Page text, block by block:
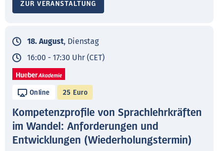
ZUR VERANSTALTUNG
18. August, Dienstag
16:00 - 17:30 Uhr (CET)
Online 25 Euro
Kompetenzprofile von Sprachlehrkräften
im Wandel: Anforderungen und
Entwicklungen (Wiederholungstermin)